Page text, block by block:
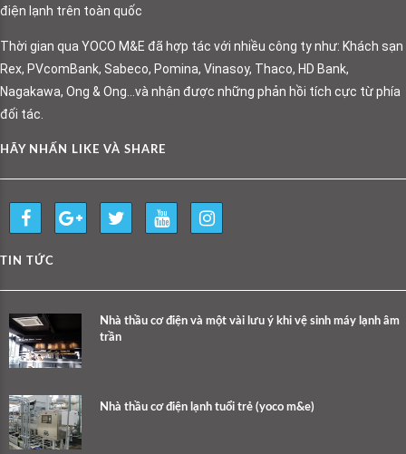
điện lạnh trên toàn quốc
Thời gian qua YOCO M&E đã hợp tác với nhiều công ty như: Khách sạn
Rex, PVcomBank, Sabeco, Pomina, Vinasoy, Thaco, HD Bank,
Nagakawa, Ong & Ong…và nhận được những phản hồi tích cực từ phía
đối tác.
HÃY NHẤN LIKE VÀ SHARE
TIN TỨC
Nhà thầu cơ điện và một vài lưu ý khi vệ sinh máy lạnh âm
trần
Nhà thầu cơ điện lạnh tuổi trẻ (yoco m&e)